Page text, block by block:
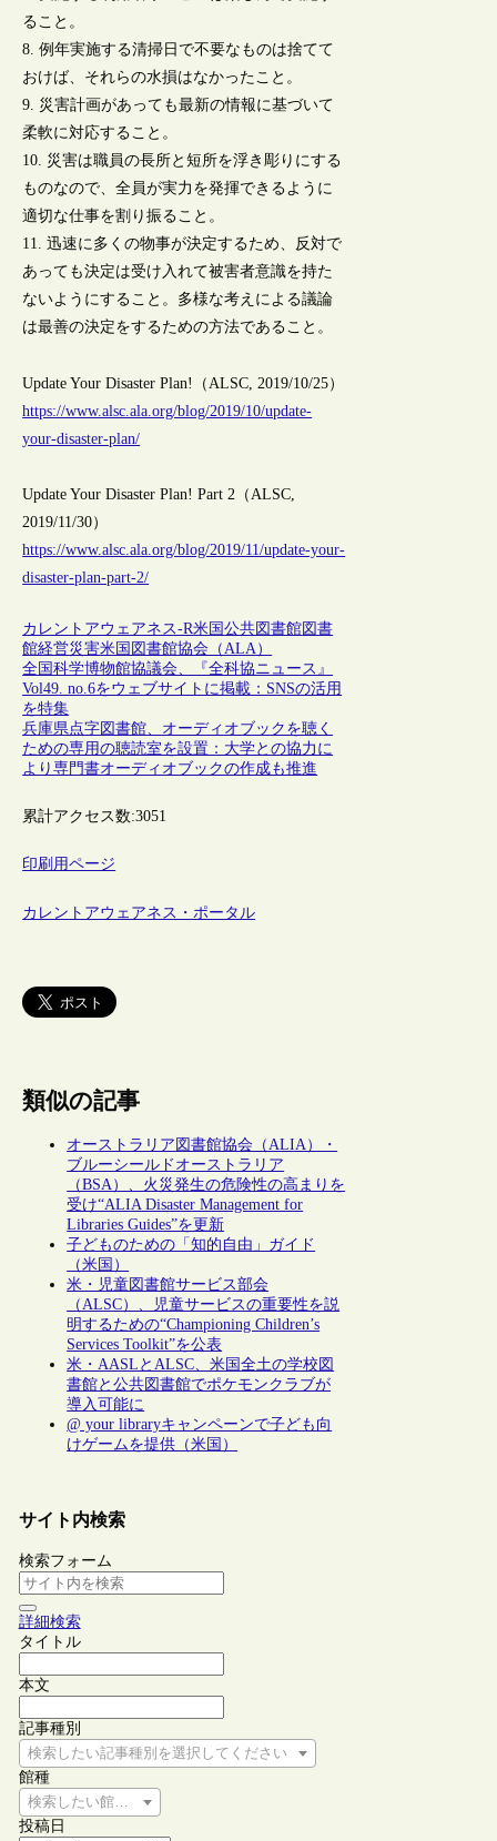
ること。
8. 例年実施する清掃日で不要なものは捨てて
おけば、それらの水損はなかったこと。
9. 災害計画があっても最新の情報に基づいて
柔軟に対応すること。
10. 災害は職員の長所と短所を浮き彫りにする
ものなので、全員が実力を発揮できるように
適切な仕事を割り振ること。
11. 迅速に多くの物事が決定するため、反対で
あっても決定は受け入れて被害者意識を持た
ないようにすること。多様な考えによる議論
は最善の決定をするための方法であること。
Update Your Disaster Plan!（ALSC, 2019/10/25）
https://www.alsc.ala.org/blog/2019/10/update-
your-disaster-plan/
Update Your Disaster Plan! Part 2（ALSC,
2019/11/30）
https://www.alsc.ala.org/blog/2019/11/update-your-
disaster-plan-part-2/
カレントアウェアネス-R米国公共図書館図書
館経営災害米国図書館協会（ALA）
全国科学博物館協議会、『全科協ニュース』
Vol49. no.6をウェブサイトに掲載：SNSの活用
を特集
兵庫県点字図書館、オーディオブックを聴く
ための専用の聴読室を設置：大学との協力に
より専門書オーディオブックの作成も推進
累計アクセス数:3051
印刷用ページ
カレントアウェアネス・ポータル
類似の記事
オーストラリア図書館協会（ALIA）・
ブルーシールドオーストラリア
（BSA）、火災発生の危険性の高まりを
受け“ALIA Disaster Management for
Libraries Guides”を更新
子どものための「知的自由」ガイド
（米国）
米・児童図書館サービス部会
（ALSC）、児童サービスの重要性を説
明するための“Championing Children’s
Services Toolkit”を公表
米・AASLとALSC、米国全土の学校図
書館と公共図書館でポケモンクラブが
導入可能に
@ your libraryキャンペーンで子ども向
けゲームを提供（米国）
サイト内検索
検索フォーム
詳細検索
タイトル
本文
記事種別
検索したい記事種別を選択してください
館種
検索したい館種を選択してください
投稿日